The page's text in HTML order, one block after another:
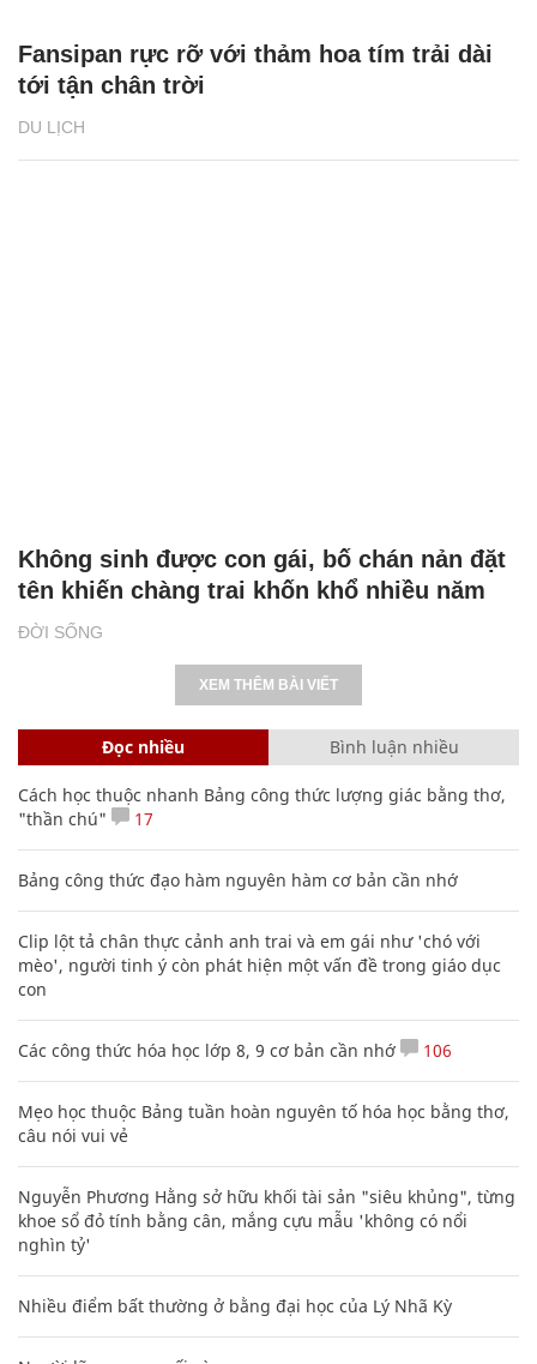
DU LỊCH
Fansipan rực rỡ với thảm hoa tím trải dài
tới tận chân trời
ĐỜI SỐNG
Không sinh được con gái, bố chán nản đặt
tên khiến chàng trai khốn khổ nhiều năm
XEM THÊM BÀI VIẾT
Đọc nhiều Bình luận nhiều
Cách học thuộc nhanh Bảng công thức lượng giác bằng thơ,
"thần chú"
17
Bảng công thức đạo hàm nguyên hàm cơ bản cần nhớ
Clip lột tả chân thực cảnh anh trai và em gái như 'chó với
mèo', người tinh ý còn phát hiện một vấn đề trong giáo dục
con
Các công thức hóa học lớp 8, 9 cơ bản cần nhớ 106
Mẹo học thuộc Bảng tuần hoàn nguyên tố hóa học bằng thơ,
câu nói vui vẻ
Nguyễn Phương Hằng sở hữu khối tài sản "siêu khủng", từng
khoe sổ đỏ tính bằng cân, mắng cựu mẫu 'không có nổi
nghìn tỷ'
Nhiều điểm bất thường ở bằng đại học của Lý Nhã Kỳ